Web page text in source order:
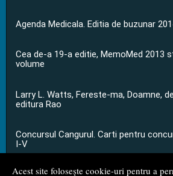
Acest site folosește cookie-uri pentru a
Agenda Medicala. Editia de buzunar
Cea de-a 19-a editie, MemoMed 2013
volume
Larry L. Watts, Fereste-ma, Doamne,
editura Rao
Concursul Cangurul. Carti pentru
I-V